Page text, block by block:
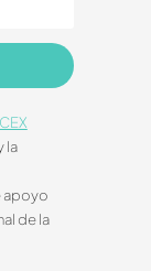
la
apoyo
de la